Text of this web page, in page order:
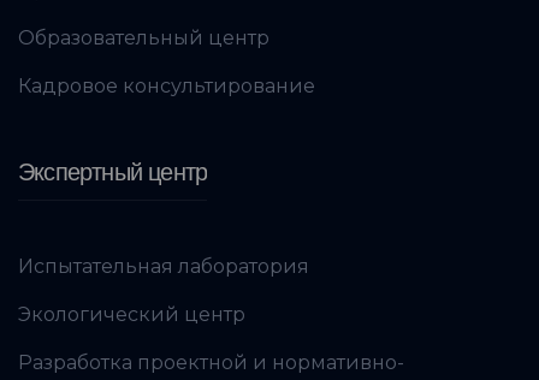
Образовательный центр
Кадровое консультирование
Экспертный центр
Испытательная лаборатория
Экологический центр
Разработка проектной и нормативно-